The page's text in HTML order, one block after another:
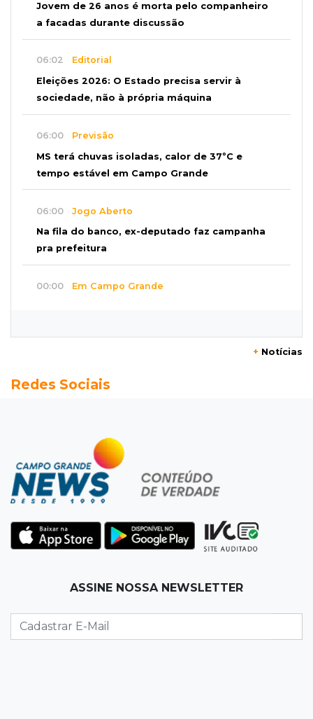
Jovem de 26 anos é morta pelo companheiro
a facadas durante discussão
06:02 Editorial
Eleições 2026: O Estado precisa servir à
sociedade, não à própria máquina
06:00 Previsão
MS terá chuvas isoladas, calor de 37ºC e
tempo estável em Campo Grande
06:00 Jogo Aberto
Na fila do banco, ex-deputado faz campanha
pra prefeitura
00:00 Em Campo Grande
23:55 Vídeo
15ª Vara Cível
Pet shop vai indenizar tutor em R$ 5 mil por
vender Labrador "fake"
23:33Juventude
Time de MS vai enfrentar equipe gaúcha por
Denúncia leva ao resgate de irmãos deixados
sozinhos em casa trancada
+ Notícias
Redes Sociais
ASSINE NOSSA NEWSLETTER